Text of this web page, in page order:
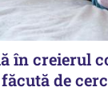
în creierul
de